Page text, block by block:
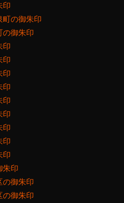
印
町の御朱印
の御朱印
印
印
印
印
印
印
印
印
印
朱印
の御朱印
の御朱印